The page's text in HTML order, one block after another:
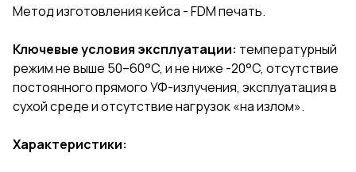
Метод изготовления кейса - FDM печать.
Ключевые условия эксплуатации: температурный
режим не выше 50–60°C, и не ниже -20°C, отсутствие
постоянного прямого УФ-излучения, эксплуатация в
сухой среде и отсутствие нагрузок «на излом».
Характеристики: